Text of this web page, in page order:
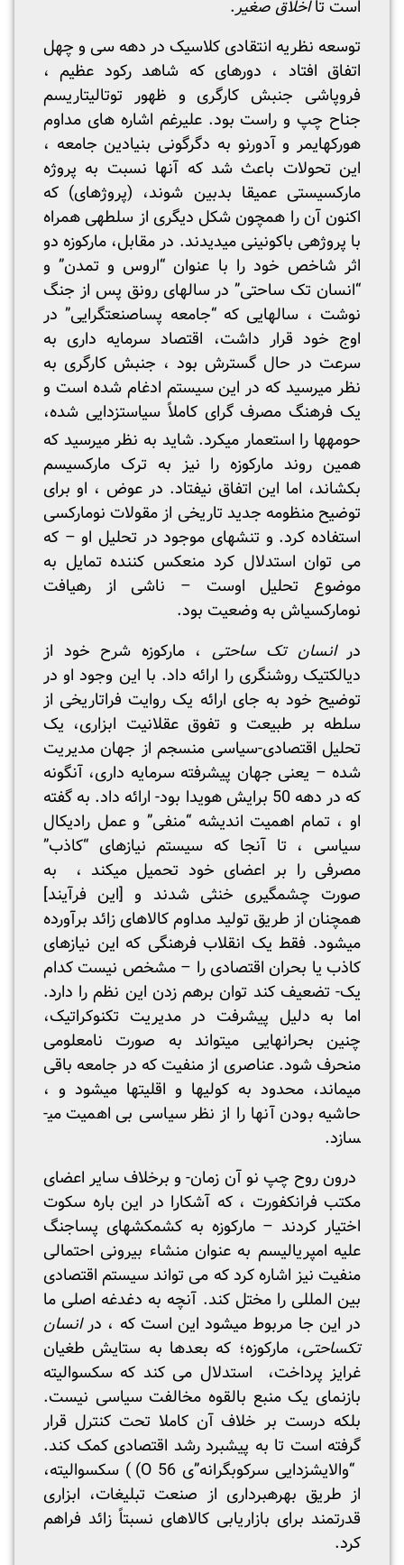
است تااخلاق صغیر.
توسعه نظریه انتقادی کلاسیک در دهه سی و چهل
اتفاق افتاد ، دوره­ای که شاهد رکود عظیم ،
فروپاشی جنبش کارگری و ظهور توتالیتاریسم
جناح چپ و راست بود. علیرغم اشاره های مداوم
هورکهایمر و آدورنو به دگرگونی بنیادین جامعه ،
این تحولات باعث شد که آنها نسبت به پروژه
مارکسیستی عمیقا بدبین شوند، (پروژه­ای) که
اکنون آن را همچون شکل دیگری از سلطه­ی همراه
با پروژه­ی باکونینی می­دیدند. در مقابل، ماركوزه دو
اثر شاخص خود را با عنوان “اروس و تمدن” و
“انسان تک ساحتی” در سالهای رونق پس از جنگ
نوشت ، سال­هایی كه “جامعه پساصنعتگرایی” در
اوج خود قرار داشت، اقتصاد سرمایه داری به
سرعت در حال گسترش بود ، جنبش کارگری به
نظر می­رسید که در این سیستم ادغام شده است و
یک فرهنگ مصرف گرای کاملاً سیاستزدایی شده،
حومه­ها را استعمار می­کرد. شاید به نظر می­رسید که
همین روند مارکوزه را نیز به ترک مارکسیسم
بکشاند، اما این اتفاق نیفتاد. در عوض ، او برای
توضیح منظومه جدید تاریخی از مقولات نومارکسی
استفاده کرد. و تنش­های موجود در تحلیل او – که
می توان استدلال کرد منعکس کننده تمایل به
موضوع تحلیل اوست – ناشی از رهیافت
نومارکسی­اش به وضعیت بود.
درانسان تک ساحتی ، مارکوزه شرح خود از
دیالکتیک روشنگری را ارائه داد. با این وجود او در
توضیح خود به جای ارائه یک روایت فراتاریخی از
سلطه بر طبیعت و تفوق عقلانیت ابزاری، یک
تحلیل اقتصادی-سیاسی منسجم از جهان مدیریت
شده – یعنی جهان پیشرفته سرمایه داری، آنگونه
که در دهه 50 برایش هویدا بود- ارائه داد. به گفته
او ، تمام اهمیت اندیشه “منفی” و عمل رادیکال
سیاسی ، تا آنجا که سیستم نیازهای “کاذب”
مصرفی را بر اعضای خود تحمیل می­کند ، به
صورت چشمگیری خنثی شدند و [این فرآیند]
همچنان از طریق تولید مداوم کالاهای زائد برآورده
می­شود. فقط یک انقلاب فرهنگی که این نیازهای
کاذب یا بحران اقتصادی را – مشخص نیست کدام
یک- تضعیف کند توان برهم زدن این نظم را دارد.
اما به دلیل پیشرفت در مدیریت تکنوکراتیک،
چنین بحران­هایی می­تواند به صورت نامعلومی
منحرف شود. عناصری از منفیت که در جامعه باقی
می­ماند، محدود به کولی­ها و اقلیت­­ها می­شود و ،
حاشیه بودن آنها را از نظر سیاسی بی اهمیت می­
سازد.
درون روح چپ نو آن زمان- و برخلاف سایر اعضای
مکتب فرانکفورت ، که آشکارا در این باره سکوت
اختیار کردند – مارکوزه به کشمکش­های پساجنگ
علیه امپریالیسم به عنوان منشاء بیرونی احتمالی
منفیت نیز اشاره کرد که می تواند سیستم اقتصادی
بین المللی را مختل کند. آن­چه به دغدغه اصلی ما
در این جا مربوط می­شود این است که ، درانسان
تک­ساحتی، مارکوزه؛ که بعدها به ستایش طغیان
غرایز پرداخت، استدلال می کند که سکسوالیته
بازنمای یک منبع بالقوه مخالفت سیاسی نیست.
بلکه درست بر خلاف آن کاملا تحت کنترل قرار
گرفته است تا به پیشبرد رشد اقتصادی کمک کند.
“والایش­زدایی سرکوبگرانه”ی O 56) ) سکسوالیته،
از طریق بهره­برداری از صنعت تبلیغات، ابزاری
قدرتمند برای بازاریابی کالاهای نسبتاً زائد فراهم
کرد.